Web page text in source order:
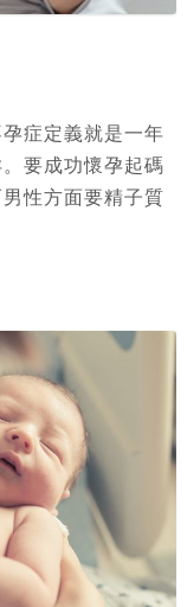
症定義就是一年
要成功懷孕起碼
性方面要精子質